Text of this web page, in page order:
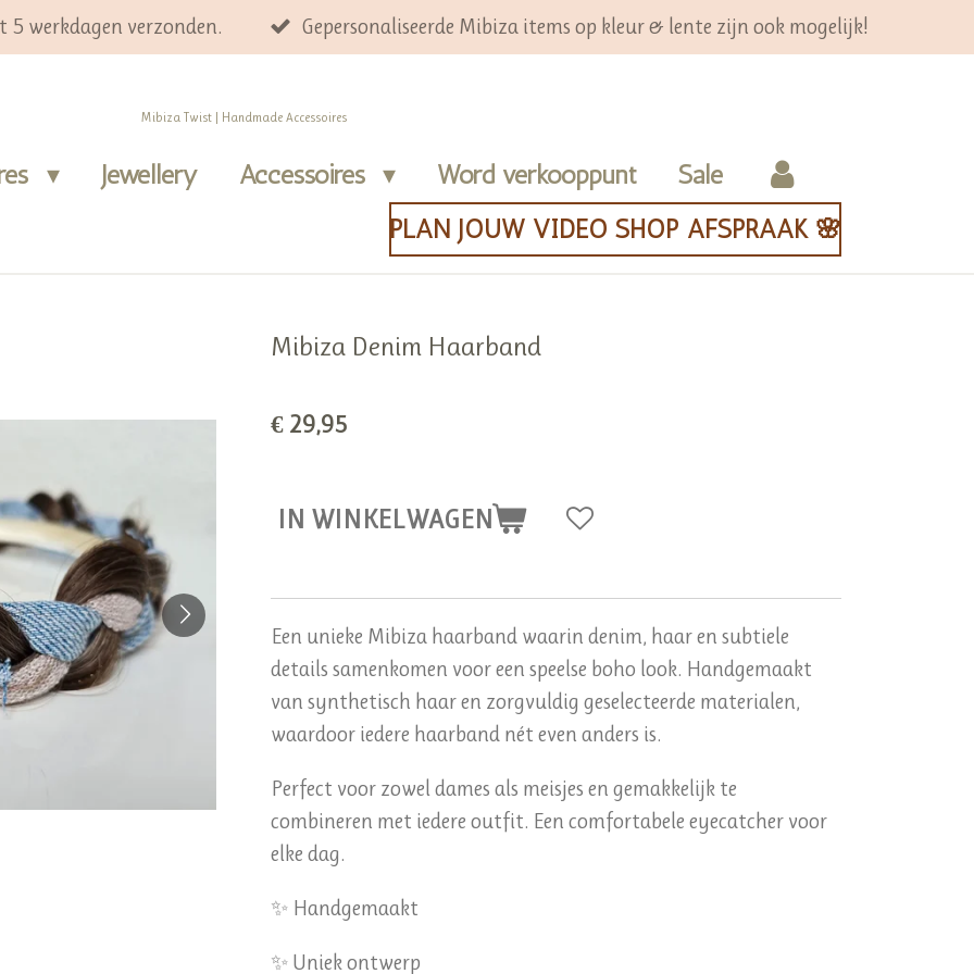
werkdagen verzonden. Gepersonaliseerde Mibiza items op kleur & lente zijn ook mogelijk!
Mibiza Twist | Handmade Accessoires
Jewellery Accessoires Word verkooppunt
Sale
PLAN JOUW VIDEO SHOP AFSPRAAK 🌸
Mibiza Denim Haarband
€ 29,95
IN WINKELWAGEN
Een unieke Mibiza haarband waarin denim, haar en subtiele
details samenkomen voor een speelse boho look. Handgemaakt
van synthetisch haar en zorgvuldig geselecteerde materialen,
waardoor iedere haarband nét even anders is.
Perfect voor zowel dames als meisjes en gemakkelijk te
combineren met iedere outfit. Een comfortabele eyecatcher voor
elke dag.
✨ Handgemaakt
✨ Uniek ontwerp